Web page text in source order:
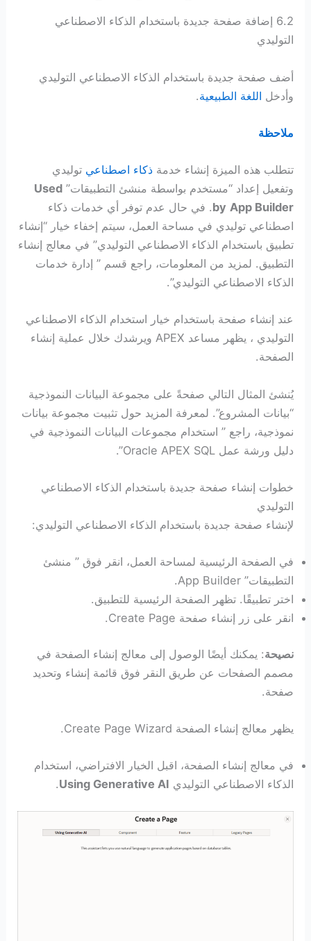
6.2 إضافة صفحة جديدة باستخدام الذكاء الاصطناعي
التوليدي
أضف صفحة جديدة باستخدام الذكاء الاصطناعي التوليدي
وأدخل اللغة الطبيعية.
ملاحظة
تتطلب هذه الميزة إنشاء خدمةذكاء اصطناعي توليدي
وتفعيل إعداد “مستخدم بواسطة منشئ التطبيقات”Used
by App Builder
. في حال عدم توفر أي خدمات ذكاء
اصطناعي توليدي في مساحة العمل، سيتم إخفاء خيار “إنشاء
تطبيق باستخدام الذكاء الاصطناعي التوليدي” في معالج إنشاء
التطبيق. لمزيد من المعلومات، راجع قسم ” إدارة خدمات
الذكاء الاصطناعي التوليدي”.
عند إنشاء صفحة باستخدام خيار استخدام الذكاء الاصطناعي
التوليدي ، يظهر مساعد APEX ويرشدك خلال عملية إنشاء
الصفحة.
يُنشئ المثال التالي صفحةً على مجموعة البيانات النموذجية
“بيانات المشروع”. لمعرفة المزيد حول تثبيت مجموعة بيانات
نموذجية، راجع ” استخدام مجموعات البيانات النموذجية في
دليل ورشة عمل Oracle APEX SQL”.
خطوات إنشاء صفحة جديدة باستخدام الذكاء الاصطناعي
التوليدي
لإنشاء صفحة جديدة باستخدام الذكاء الاصطناعي التوليدي:
في الصفحة الرئيسية لمساحة العمل، انقر فوق ” منشئ
التطبيقات” App Builder.
اختر تطبيقًا. تظهر الصفحة الرئيسية للتطبيق.
انقر على زر إنشاء صفحة Create Page.
نصيحة: يمكنك أيضًا الوصول إلى معالج إنشاء الصفحة في
مصمم الصفحات عن طريق النقر فوق قائمة إنشاء وتحديد
صفحة.
يظهر معالج إنشاء الصفحة Create Page Wizard.
في معالج إنشاء الصفحة، اقبل الخيار الافتراضي، استخدام
الذكاء الاصطناعي التوليدي Using Generative AI
.